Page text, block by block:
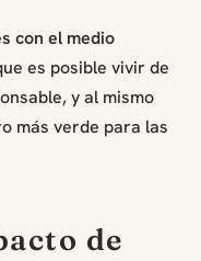
con el medio
es posible vivir de
y al mismo
más verde para las
de